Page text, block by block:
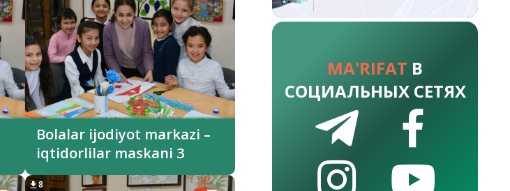
Bolalar ijodiyot markazi –
iqtidorlilar maskani 3
8
MA'RIFAT В
СОЦИАЛЬНЫХ СЕТЯХ